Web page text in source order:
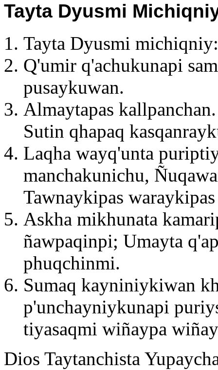
Tayta Dyusmi
Tayta Dyusmi
Q'umir q'achukunapi
pusaykuwan.
Almaytapas
Sutin qhapaq
Laqha wayq'unta
manchakunichu,
Tawnaykipas
Askha mikhunata
ñawpaqinpi; Umayta
phuqchinmi.
Sumaq kayniniykiwan
p'unchayniykunapi
tiyasaqmi wiñaypa
Dios Taytanchista